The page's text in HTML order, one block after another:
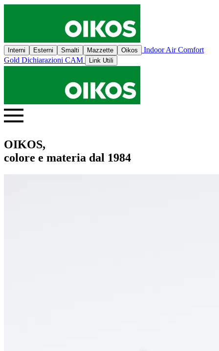
Interni Esterni Smalti Mazzette Oikos
Indoor Air Comfort
Gold Dichiarazioni CAM Link Utili
OIKOS,
colore e materia dal 1984